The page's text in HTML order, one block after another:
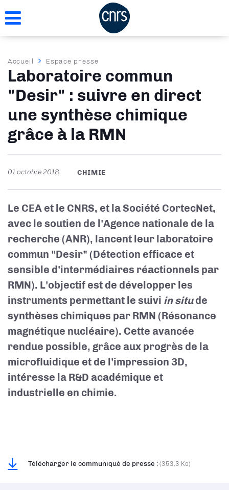
au
Fil
d'Ariane
Accueil Espace presse
Laboratoire commun
"Desir" : suivre en direct
une synthèse chimique
grâce à la RMN
01 octobre 2018 CHIMIE
Le CEA et le CNRS, et la Société CortecNet,
avec le soutien de l'Agence nationale de la
recherche (ANR), lancent leur laboratoire
commun "Desir" (Détection efficace et
sensible d'intermédiaires réactionnels par
RMN). L'objectif est de développer les
instruments permettant le suivi in situde
synthèses chimiques par RMN (Résonance
magnétique nucléaire). Cette avancée
rendue possible, grâce aux progrès de la
microfluidique et de l'impression 3D,
intéresse la R&D académique et
industrielle en chimie.
Télécharger le communiqué de presse : (353.3 Ko)